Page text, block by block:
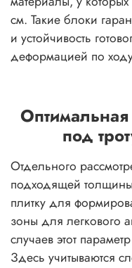
см. Такие блоки
и устойчивость
деформацией по
под
Отдельного
подходящей
плитку для
зоны для легкового
случаев этот
Здесь учитываются